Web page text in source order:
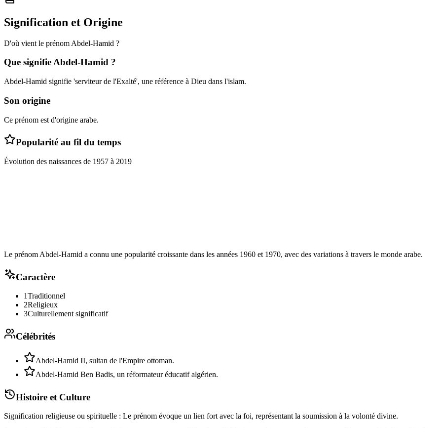
Signification et Origine
D'où vient le prénom Abdel-Hamid ?
Que signifieAbdel-Hamid ?
Abdel-Hamid signifie 'serviteur de l'Exalté', une référence à Dieu dans l'islam.
Son origine
Ce prénom est d'origine arabe.
Popularité au fil du temps
Évolution des naissances de 1957 à 2019
Le prénom Abdel-Hamid a connu une popularité croissante dans les années 1960 et 1970, avec des variations à travers le monde arabe.
Caractère
1Traditionnel
2Religieux
3Culturellement significatif
Célébrités
Abdel-Hamid II, sultan de l'Empire ottoman.
Abdel-Hamid Ben Badis, un réformateur éducatif algérien.
Histoire et Culture
Signification religieuse ou spirituelle : Le prénom évoque un lien fort avec la foi, représentant la soumission à la volonté divine.